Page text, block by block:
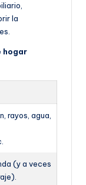
la
hogar
rayos, agua,
(y a veces